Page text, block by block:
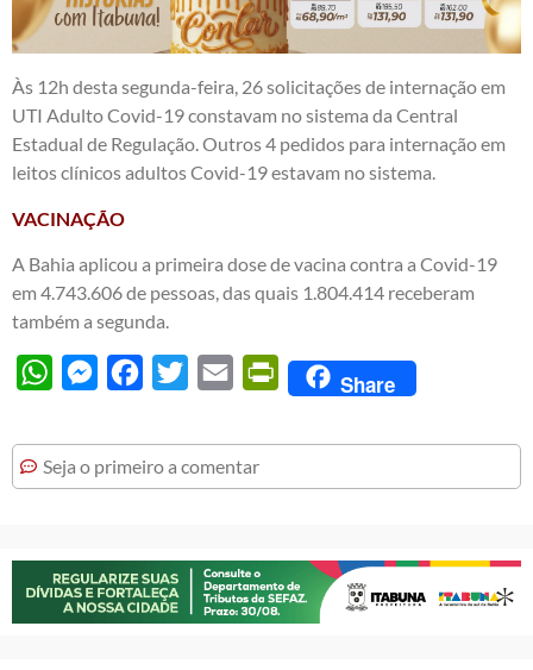
Às 12h desta segunda-feira, 26 solicitações de internação em
UTI Adulto Covid-19 constavam no sistema da Central
Estadual de Regulação. Outros 4 pedidos para internação em
leitos clínicos adultos Covid-19 estavam no sistema.
VACINAÇÃO
A Bahia aplicou a primeira dose de vacina contra a Covid-19
em 4.743.606 de pessoas, das quais 1.804.414 receberam
também a segunda.
WhatsAppMessengerFacebook
Twitter Email PrintFriendly
Share
Seja o primeiro a comentar